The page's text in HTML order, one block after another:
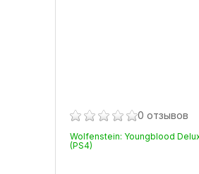
0 отзывов
Wolfenstein: Youngblood
(PS4)